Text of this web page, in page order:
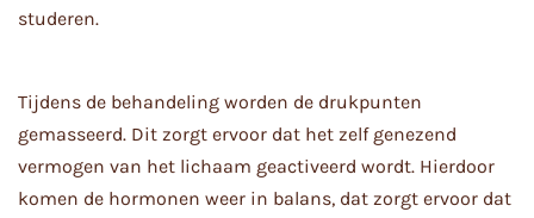
studeren.
Tijdens de behandeling worden de drukpunten
gemasseerd. Dit zorgt ervoor dat het zelf genezend
vermogen van het lichaam geactiveerd wordt. Hierdoor
komen de hormonen weer in balans, dat zorgt ervoor dat